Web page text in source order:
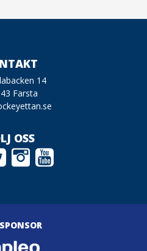
14
Farsta
OSS